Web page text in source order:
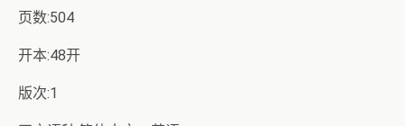
页数:504
开本:48开
版次:1